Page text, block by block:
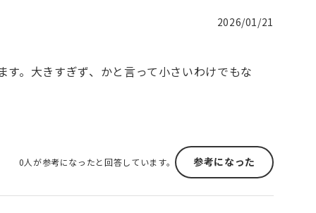
2026/01/21
。大きすぎず、かと言って小さいわけでもな
0人が参考になったと回答しています。 参考になった